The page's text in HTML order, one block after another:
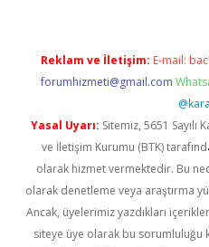
Reklam ve İletişim: E-mail:
forumhizmeti@gmail.com
Yasal Uyarı: Sitemiz, 5651
ve İletişim Kurumu (BTK)
olarak hizmet vermektedir. Bu
olarak denetleme veya araştırma
Ancak, üyelerimiz yazdıkları
siteye üye olarak bu sorumluluğu